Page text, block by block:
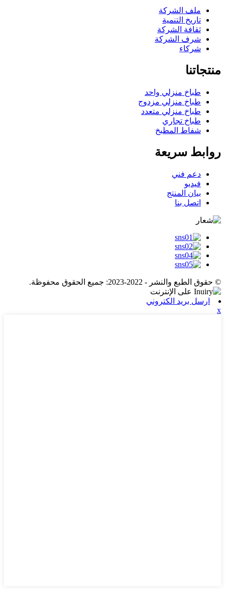
ملف الشركة
تاريخ التنمية
ثقافة الشركة
شرف الشركة
شركاء
منتجاتنا
طباخ منزلي واحد
طباخ منزلي مزدوج
طباخ منزلي متعدد
طباخ تجاري
شفاط المطبخ
روابط سريعة
دعم فني
فيديو
بيان المنتج
اتصل بنا
© حقوق الطبع والنشر - 2022-2023: جميع الحقوق محفوظة.
ارسل بريد الكتروني
x